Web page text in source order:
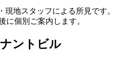
地スタッフによる所見です。
に個別ご案内します。
ントビル